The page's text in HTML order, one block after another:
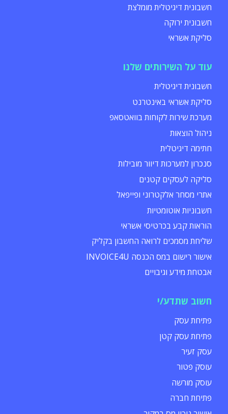
חשבונית דיגיטלית מומלצת
חשבונית ירוקה
סליקת אשראי
עוד על השירותים שלנו
חשבונית דיגיטלית
סליקת אשראי באינטרנט
מערכת שירות לקוחות בוואטסאפ
ניהול הוצאות
חתימה דיגיטלית
סנכרון למערכות דיוור מובילות
סליקה לעסקים קטנים
אתרי מסחר אלקטרוני ופייפאל
חשבוניות אוטומטיות
הוראות קבע בכרטיסי אשראי
שליחת מסמכים לרואה החשבון בקליק
אישור רישום במס הכנסה INVOICE4U
אבטחת מידע וגיבויים
חשוב שתדע/י
פתיחת עסק
פתיחת עסק קטן
עסק זעיר
עוסק פטור
עוסק מורשה
פתיחת חברה